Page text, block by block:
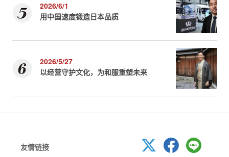
2026/6/1
用中国速度锻造日本品质
2026/5/27
以经营守护文化，为和服重塑未来
友情链接